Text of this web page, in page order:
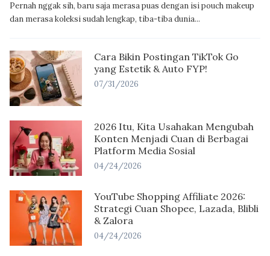
Pernah nggak sih, baru saja merasa puas dengan isi pouch makeup
dan merasa koleksi sudah lengkap, tiba-tiba dunia...
Cara Bikin Postingan TikTok Go
yang Estetik & Auto FYP!
07/31/2026
2026 Itu, Kita Usahakan Mengubah
Konten Menjadi Cuan di Berbagai
Platform Media Sosial
04/24/2026
YouTube Shopping Affiliate 2026:
Strategi Cuan Shopee, Lazada, Blibli
& Zalora
04/24/2026